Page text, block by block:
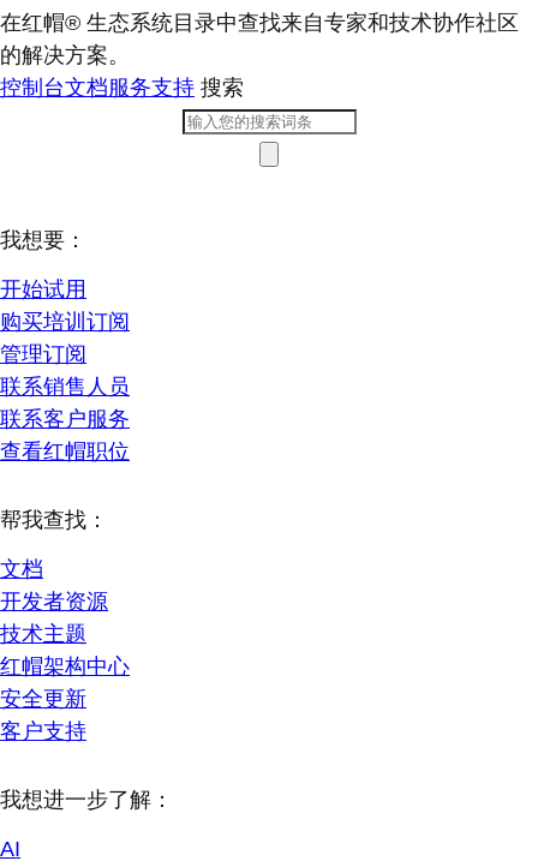
在红帽® 生态系统目录中查找来自专家和技术协作社区
的解决方案。
控制台文档服务支持 搜索
我想要：
开始试用
购买培训订阅
管理订阅
联系销售人员
联系客户服务
查看红帽职位
帮我查找：
文档
开发者资源
技术主题
红帽架构中心
安全更新
客户支持
我想进一步了解：
AI